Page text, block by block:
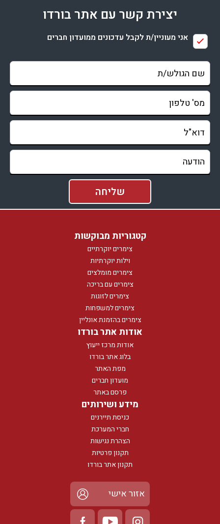
יצירת קשר עם אתר בורדו
אני מעוניין/ת לקבל עדכונים ממועדון חברים
קטגוריות מבוקשות
צימרים יוקרתיים
וילות יוקרתיות
צימרים מומלצים
צימרים עם בריכה
צימרים לזוגות
צימרים למשפחות
צימרים בהזמנת אונליין
אודות אתר בורדו
אודות מרכז ייעוץ
בלוג אתר בורדו
מפת האתר
מועדון חברים
פרסם באתר
מידע ושירותים
כניסת תיירנים
חברי המערכת
הצהרת נגישות
תקנון פרטיות
תקנון אתר בורדו
אזור אישי